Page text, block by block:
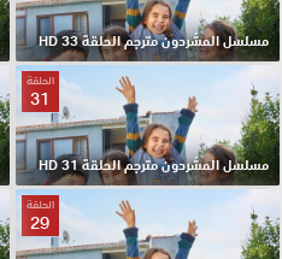
مسلسل المشردون مترجم الحلقة 33 HD
الحلقة
31
مسلسل المشردون مترجم الحلقة 31 HD
الحلقة
29